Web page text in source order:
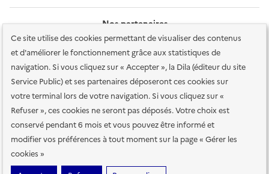
Ce site utilise des cookies permettant de visualiser des contenus
et d'améliorer le fonctionnement grâce aux statistiques de
navigation. Si vous cliquez sur « Accepter », la Dila (éditeur du site
Service Public) et ses partenaires déposeront ces cookies sur
votre terminal lors de votre navigation. Si vous cliquez sur «
Refuser », ces cookies ne seront pas déposés. Votre choix est
conservé pendant 6 mois et vous pouvez être informé et
modifier vos préférences à tout moment sur la page « Gérer les
cookies »
Nos partenaires
Plan du site Accessibilité : totalement conforme
Accessibilité des
services en ligne Mentions légales Données personnelles et sécurité
Conditions générales d'utilisation Gestion des cookies
Sauf mention contraire, tous les contenus de ce site sont sous